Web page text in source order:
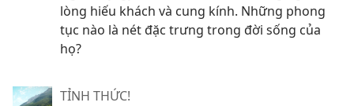
lòng hiếu khách và cung kính. Những phong
tục nào là nét đặc trưng trong đời sống của
họ?
TỈNH THỨC!